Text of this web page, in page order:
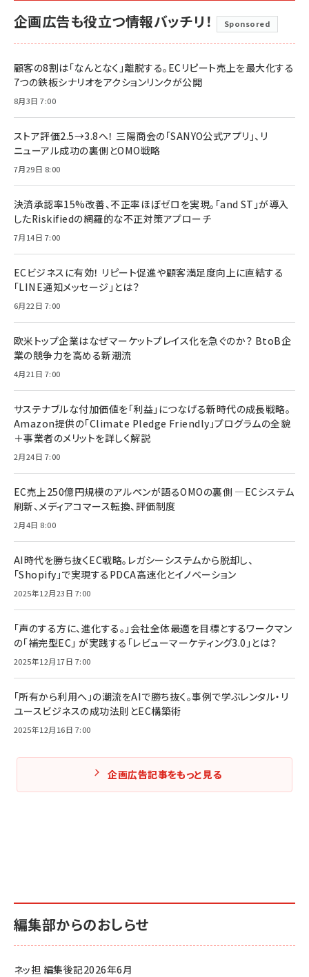
企画広告も役立つ情報バッチリ！ Sponsored
顧客の8割は「なんとなく」離脱する。ECリピート売上を最大化する
7つの鉄板シナリオをアクションリンクが公開
8月3日 7:00
ストア評価2.5→3.8へ！ 三陽商会の「SANYO公式アプリ」、リ
ニューアル成功の裏側とOMO戦略
7月29日 8:00
決済承認率15%改善、不正率ほぼゼロを実現。「and ST」が導入
したRiskifiedの網羅的な不正対策アプローチ
7月14日 7:00
ECビジネスに有効！ リピート促進や顧客満足度向上に直結する
「LINE通知メッセージ」とは？
6月22日 7:00
欧米トップ企業はなぜマーケットプレイス化を急ぐのか？ BtoB企
業の競争力を高める新潮流
4月21日 7:00
サステナブルな付加価値を「利益」につなげる新時代の成長戦略。
Amazon提供の「Climate Pledge Friendly」プログラムの全貌
＋事業者のメリットを詳しく解説
2月24日 7:00
EC売上250億円規模のアルペンが語るOMOの裏側 ―ECシステム
刷新、メディアコマース転換、評価制度
2月4日 8:00
AI時代を勝ち抜くEC戦略。レガシーシステムから脱却し、
「Shopify」で実現するPDCA高速化とイノベーション
2025年12月23日 7:00
「声のする方に、進化する。」会社全体最適を目標とするワークマン
の「補完型EC」 が実践する「レビューマーケティング3.0」とは？
2025年12月17日 7:00
「所有から利用へ」の潮流をAIで勝ち抜く。事例で学ぶレンタル・リ
ユースビジネスの成功法則とEC構築術
2025年12月16日 7:00
企画広告記事をもっと見る
編集部からのおしらせ
ネッ担 編集後記2026年6月